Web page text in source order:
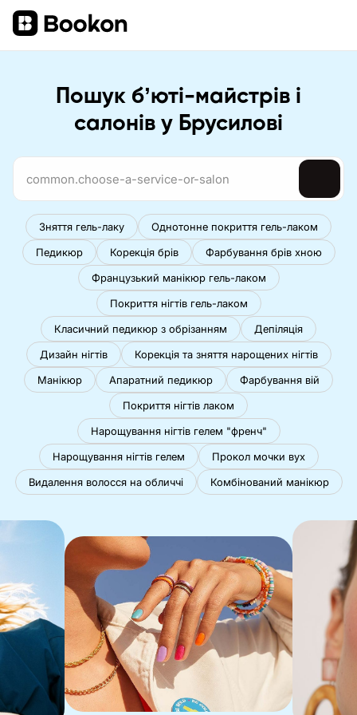
Пошук бʼюті-майстрів і
салонів у Брусилові
Зняття гель-лаку
Однотонне покриття гель-лаком
Педикюр
Корекція брів
Фарбування брів хною
Французький манікюр гель-лаком
Покриття нігтів гель-лаком
Класичний педикюр з обрізанням
Депіляція
Дизайн нігтів
Корекція та зняття нарощених нігтів
Манікюр
Апаратний педикюр
Фарбування вій
Покриття нігтів лаком
Нарощування нігтів гелем "френч"
Нарощування нігтів гелем
Прокол мочки вух
Видалення волосся на обличчі
Комбінований манікюр